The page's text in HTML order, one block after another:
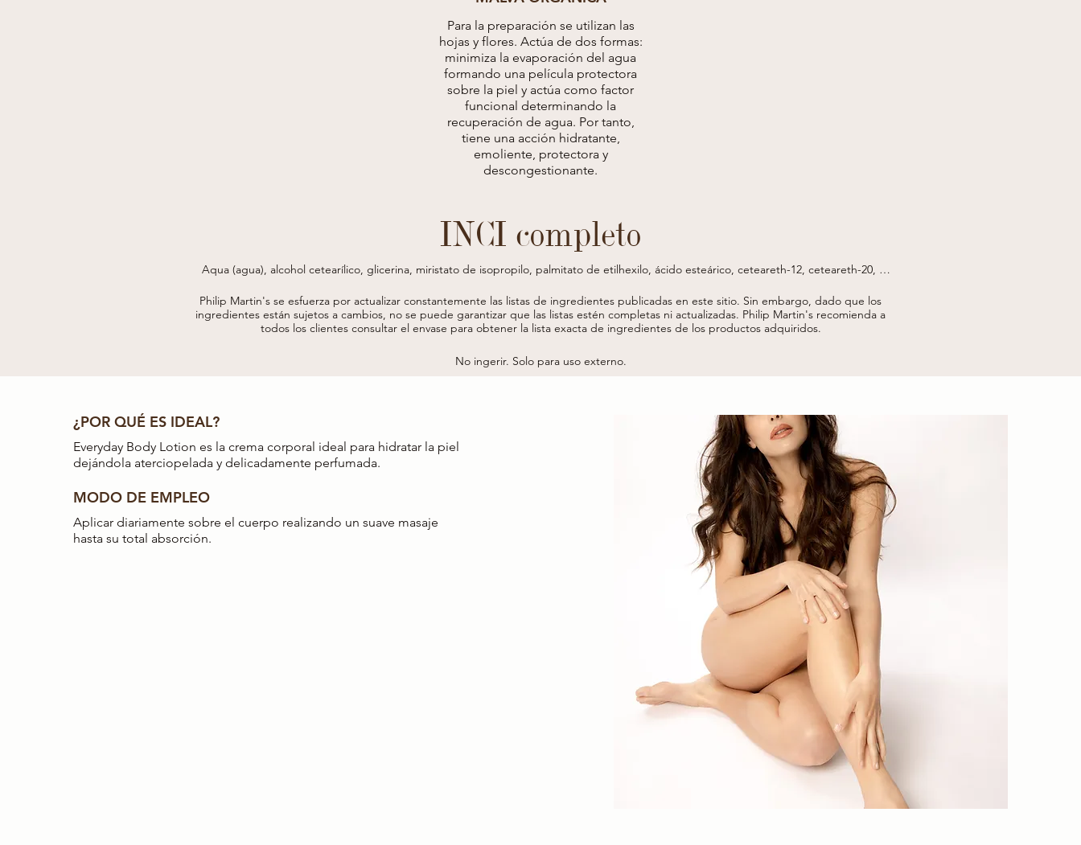
Para la preparación se utilizan las
hojas y flores. Actúa de dos formas:
minimiza la evaporación del agua
formando una película protectora
sobre la piel y actúa como factor
funcional determinando la
recuperación de agua. Por tanto,
tiene una acción hidratante,
emoliente, protectora y
descongestionante.
INCI completo
Aqua (agua), alcohol cetearílico, glicerina, miristato de isopropilo, palmitato de etilhexilo, ácido esteárico, ceteareth-12, ceteareth-20,
moschata, extracto de hoja de camelia sinensis*, extracto de fruta de rosa canina*, aceite de semilla de helianthus annuus (girasol), extracto
de hoja de rosmarinus officinalis (romero), extracto de haematococcus pluvialis, fenoxietanol, estearoil glutamato de sodio,
ciclopentaiutoxano, dimeticona, carbómero, deshidroacetato de sodio, etilhexilglicerina, raphanus extracto de semilla de sativus (rábano),
dimeticonol, sílice, ácido cítrico, benzoato de bencilo, sorbato de potasio, benzoato de sodio, hidróxido de sodio, ci 77491 (óxidos de
* procedente de agricultura ecológica
Philip Martin's se esfuerza por actualizar constantemente las listas de ingredientes publicadas en este sitio. Sin embargo, dado que los
ingredientes están sujetos a cambios, no se puede garantizar que las listas estén completas ni actualizadas. Philip Martin's recomienda a
todos los clientes consultar el envase para obtener la lista exacta de ingredientes de los productos adquiridos.
No ingerir. Solo para uso externo.
¿POR QUÉ ES IDEAL?
Everyday Body Lotion es la crema corporal ideal para hidratar la piel
dejándola aterciopelada y delicadamente perfumada.
MODO DE EMPLEO
Aplicar diariamente sobre el cuerpo realizando un suave masaje
hasta su total absorción.